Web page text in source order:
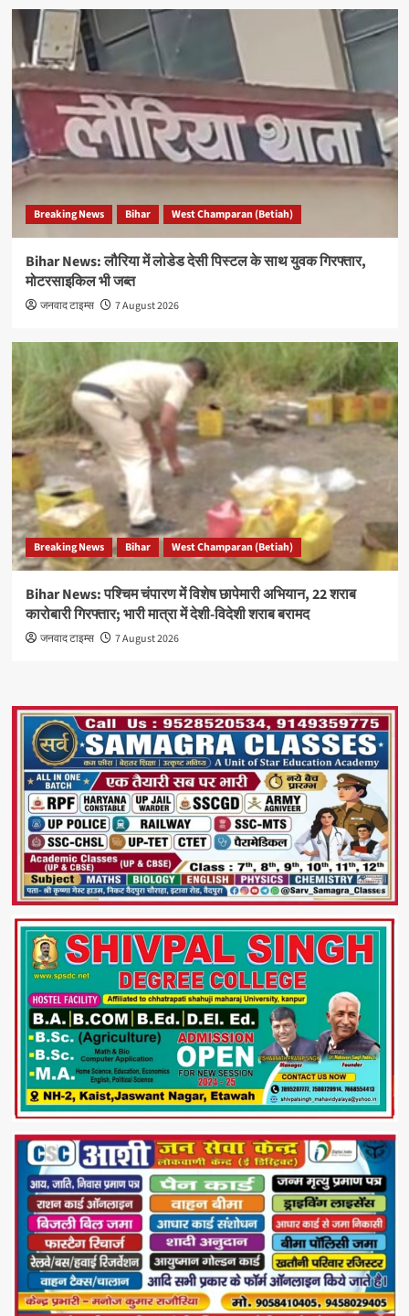
Breaking News Bihar West Champaran (Betiah)
Bihar News: लौरिया में लोडेड देसी पिस्टल के साथ युवक गिरफ्तार,
मोटरसाइकिल भी जब्त
जनवाद टाइम्स 7 August 2026
Breaking News Bihar West Champaran (Betiah)
Bihar News: पश्चिम चंपारण में विशेष छापेमारी अभियान, 22 शराब
कारोबारी गिरफ्तार; भारी मात्रा में देशी-विदेशी शराब बरामद
जनवाद टाइम्स 7 August 2026